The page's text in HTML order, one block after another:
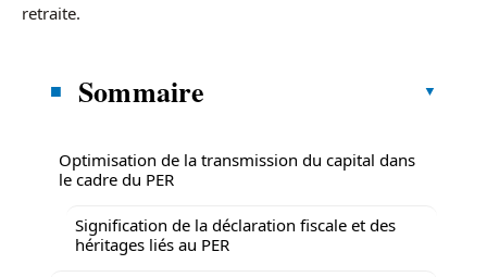
retraite.
Sommaire
Optimisation de la transmission du capital dans
le cadre du PER
Signification de la déclaration fiscale et des
héritages liés au PER